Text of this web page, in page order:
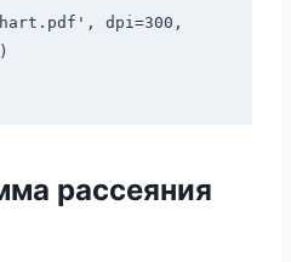
dpi=300,
рассеяния